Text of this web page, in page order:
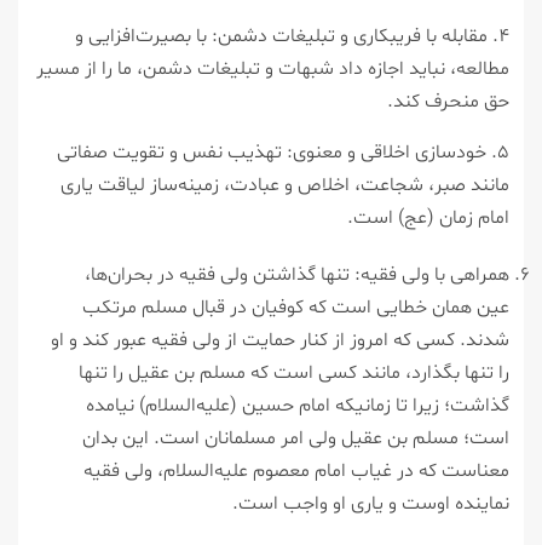
۴. مقابله با فریبکاری و تبلیغات دشمن: با بصیرت‌افزایی و
مطالعه، نباید اجازه داد شبهات و تبلیغات دشمن، ما را از مسیر
حق منحرف کند.
۵. خودسازی اخلاقی و معنوی: تهذیب نفس و تقویت صفاتی
مانند صبر، شجاعت، اخلاص و عبادت، زمینه‌ساز لیاقت یاری
امام زمان (عج) است.
همراهی با ولی فقیه: تنها گذاشتن ولی فقیه در بحران‌ها،
عین همان خطایی است که کوفیان در قبال مسلم مرتکب
شدند. کسی که امروز از کنار حمایت از ولی فقیه عبور کند و او
را تنها بگذارد، مانند کسی است که مسلم بن عقیل را تنها
گذاشت؛ زیرا تا زمانیکه امام حسین (علیه‌السلام) نیامده
است؛ مسلم بن عقیل ولی امر مسلمانان است. این بدان
معناست که در غیاب امام معصوم علیه‌السلام، ولی فقیه
نماینده اوست و یاری او واجب است.